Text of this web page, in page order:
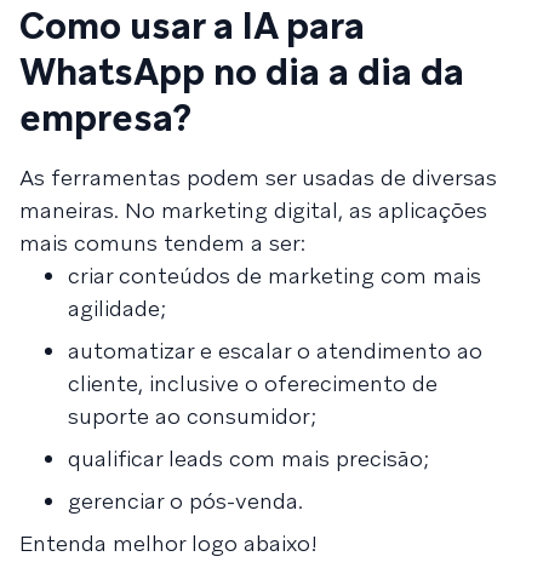
Como usar a IA para
WhatsApp no dia a dia da
empresa?
As ferramentas podem ser usadas de diversas
maneiras. No marketing digital, as aplicações
mais comuns tendem a ser:
criar conteúdos de marketing com mais
agilidade;
automatizar e escalar o atendimento ao
cliente, inclusive o oferecimento de
suporte ao consumidor;
qualificar leads com mais precisão;
gerenciar o pós-venda.
Entenda melhor logo abaixo!